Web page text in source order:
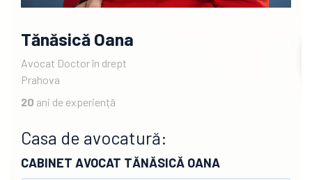
Tănăsică Oana
Avocat Doctor în drept
Prahova
20 ani de experiență
Casa de avocatură:
CABINET AVOCAT TĂNĂSICĂ OANA